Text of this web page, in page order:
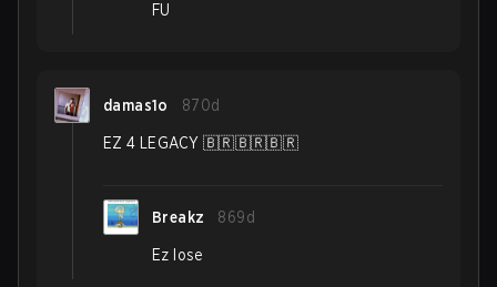
FU
damas1o 870d
EZ 4 LEGACY 🇧🇷🇧🇷🇧🇷
Breakz 869d
Ez lose